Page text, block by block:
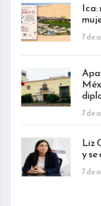
Ica:
7 de
7 de
Liz
y
7 de